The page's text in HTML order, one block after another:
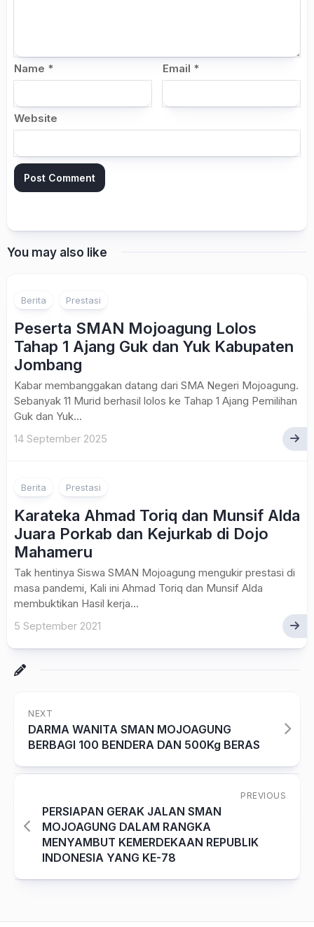
Name * Email *
Website
You may also like
Berita Prestasi
Peserta SMAN Mojoagung Lolos
Tahap 1 Ajang Guk dan Yuk Kabupaten
Jombang
Kabar membanggakan datang dari SMA Negeri Mojoagung.
Sebanyak 11 Murid berhasil lolos ke Tahap 1 Ajang Pemilihan
Guk dan Yuk...
14 September 2025
Berita Prestasi
Karateka Ahmad Toriq dan Munsif Alda
Juara Porkab dan Kejurkab di Dojo
Mahameru
Tak hentinya Siswa SMAN Mojoagung mengukir prestasi di
masa pandemi, Kali ini Ahmad Toriq dan Munsif Alda
membuktikan Hasil kerja...
5 September 2021
NEXT
DARMA WANITA SMAN MOJOAGUNG
BERBAGI 100 BENDERA DAN 500Kg BERAS
PREVIOUS
PERSIAPAN GERAK JALAN SMAN
MOJOAGUNG DALAM RANGKA
MENYAMBUT KEMERDEKAAN REPUBLIK
INDONESIA YANG KE-78